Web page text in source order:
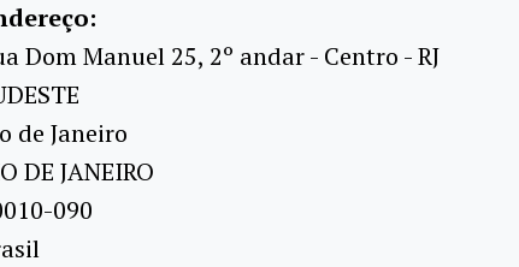
Dom Manuel 25, 2º andar - Centro - RJ
de Janeiro
DE JANEIRO
090